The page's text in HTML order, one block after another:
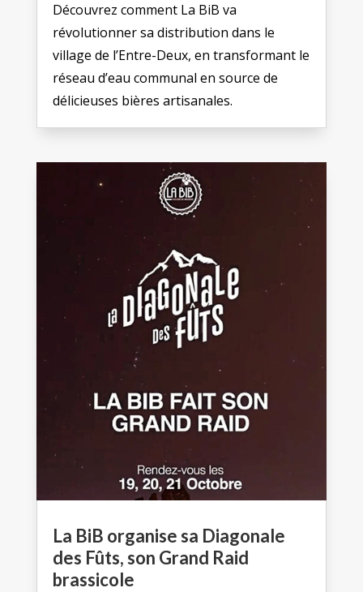
Découvrez comment La BiB va
révolutionner sa distribution dans le
village de l’Entre-Deux, en transformant le
réseau d’eau communal en source de
délicieuses bières artisanales.
La BiB organise sa Diagonale
des Fûts, son Grand Raid
brassicole